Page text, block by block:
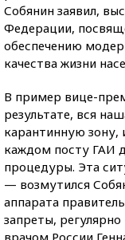
Собянин заявил,
Федерации,
обеспечению
качества жизни
В пример вице-
результате, вся
карантинную
каждом посту ГАИ
процедуры. Эта
— возмутился
аппарата
запреты,
врачом России